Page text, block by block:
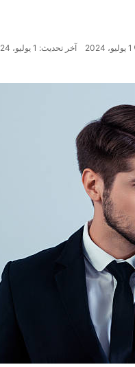
1 يوليو، 2024 آخر تحديث: 1 يوليو، 2024